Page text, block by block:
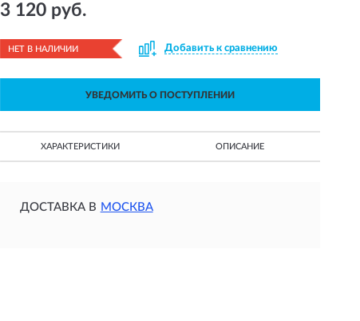
3 120 руб.
НЕТ В НАЛИЧИИ Добавить к сравнению
УВЕДОМИТЬ О ПОСТУПЛЕНИИ
ХАРАКТЕРИСТИКИ ОПИСАНИЕ
ДОСТАВКА В МОСКВА